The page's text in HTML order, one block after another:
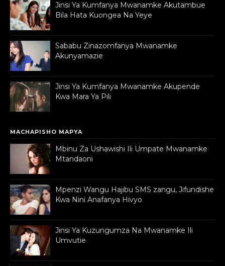
Jinsi Ya Kumfanya Mwanamke Akutambue
Bila Hata Kuongea Na Yeye
Sababu Zinazomfanya Mwanamke
Akunyamazie
Jinsi Ya Kumfanya Mwanamke Akupende
Kwa Mara Ya Pili
MACHAPISHO MAPYA
Mbinu Za Ushawishi Ili Umpate Mwanamke
Mtandaoni
Mpenzi Wangu Hajibu SMS zangu, Jifundishe
Kwa Nini Anafanya Hivyo
Jinsi Ya Kuzungumza Na Mwanamke Ili
Umvutie